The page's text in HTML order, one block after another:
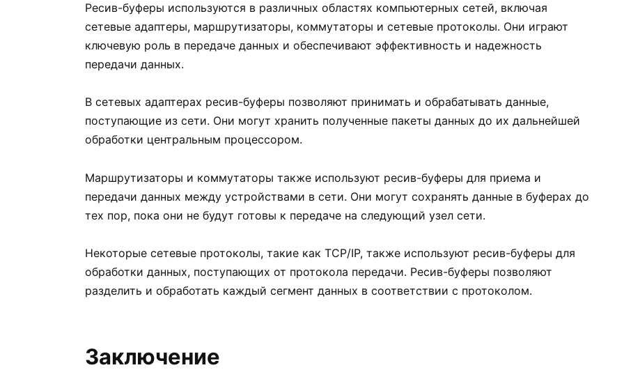
Ресив-буферы используются в различных областях компьютерных сетей, включая
сетевые адаптеры, маршрутизаторы, коммутаторы и сетевые протоколы. Они играют
ключевую роль в передаче данных и обеспечивают эффективность и надежность
передачи данных.
В сетевых адаптерах ресив-буферы позволяют принимать и обрабатывать данные,
поступающие из сети. Они могут хранить полученные пакеты данных до их дальнейшей
обработки центральным процессором.
Маршрутизаторы и коммутаторы также используют ресив-буферы для приема и
передачи данных между устройствами в сети. Они могут сохранять данные в буферах до
тех пор, пока они не будут готовы к передаче на следующий узел сети.
Некоторые сетевые протоколы, такие как TCP/IP, также используют ресив-буферы для
обработки данных, поступающих от протокола передачи. Ресив-буферы позволяют
разделить и обработать каждый сегмент данных в соответствии с протоколом.
Заключение